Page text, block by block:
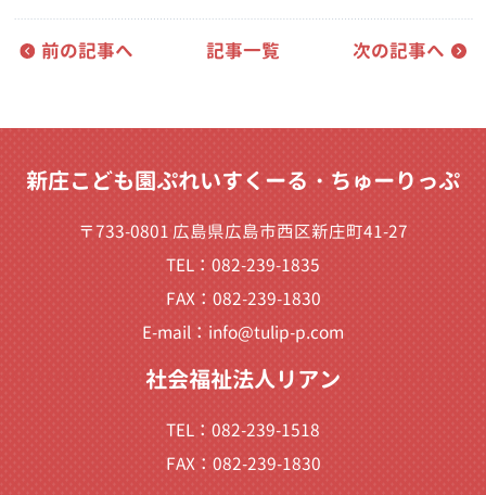
前の記事へ 記事一覧 次の記事へ
新庄こども園ぷれいすくーる・ちゅーりっぷ
〒733-0801 広島県広島市西区新庄町41-27
TEL：082-239-1835
FAX：082-239-1830
E-mail： info@tulip-p.com
社会福祉法人リアン
TEL：082-239-1518
FAX：082-239-1830